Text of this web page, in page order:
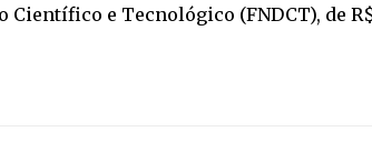
e Tecnológico (FNDCT), de